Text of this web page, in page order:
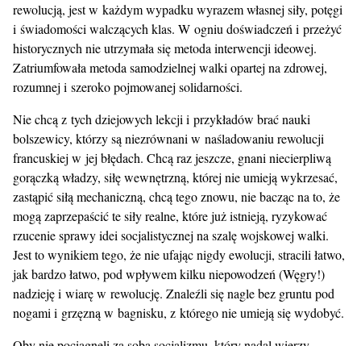
rewolucją, jest w każdym wypadku wyrazem własnej siły, potęgi
i świadomości walczących klas. W ogniu doświadczeń i przeżyć
historycznych nie utrzymała się metoda interwencji ideowej.
Zatriumfowała metoda samodzielnej walki opartej na zdrowej,
rozumnej i szeroko pojmowanej solidarności.
Nie chcą z tych dziejowych lekcji i przykładów brać nauki
bolszewicy, którzy są niezrównani w naśladowaniu rewolucji
francuskiej w jej błędach. Chcą raz jeszcze, gnani niecierpliwą
gorączką władzy, siłę wewnętrzną, której nie umieją wykrzesać,
zastąpić siłą mechaniczną, chcą tego znowu, nie bacząc na to, że
mogą zaprzepaścić te siły realne, które już istnieją, ryzykować
rzucenie sprawy idei socjalistycznej na szalę wojskowej walki.
Jest to wynikiem tego, że nie ufając nigdy ewolucji, stracili łatwo,
jak bardzo łatwo, pod wpływem kilku niepowodzeń (Węgry!)
nadzieję i wiarę w rewolucję. Znaleźli się nagle bez gruntu pod
nogami i grzęzną w bagnisku, z którego nie umieją się wydobyć.